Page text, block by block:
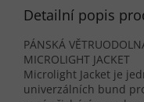
Detailní popis
PÁNSKÁ
MICROLIGHT JACKET
Microlight Jacket je
univerzálních bund